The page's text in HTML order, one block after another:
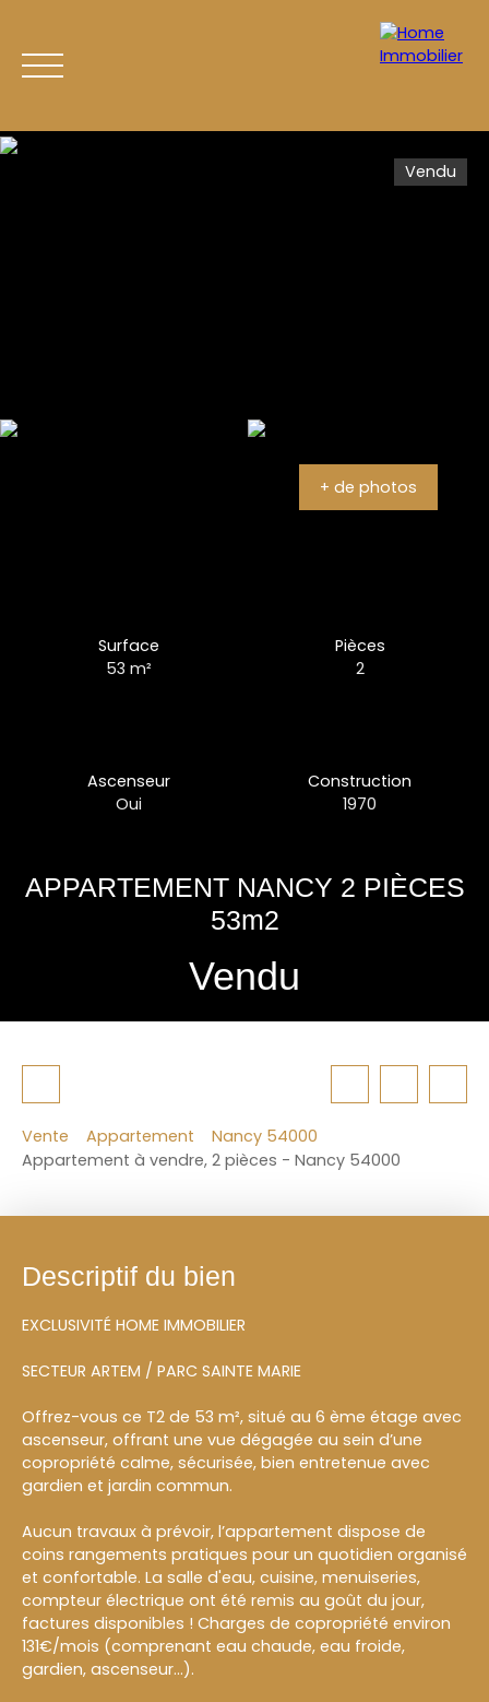
Vendu
+ de photos
Surface
53m²
Pièces
2
Ascenseur
Oui
Construction
1970
APPARTEMENT NANCY 2 PIÈCES
53m2
Vendu
Vente Appartement
Nancy 54000
Appartement à vendre, 2 pièces - Nancy 54000
Descriptif du bien
EXCLUSIVITÉ HOME IMMOBILIER
SECTEUR ARTEM / PARC SAINTE MARIE
Offrez-vous ce T2 de 53 m², situé au 6 ème étage avec
ascenseur, offrant une vue dégagée au sein d’une
copropriété calme, sécurisée, bien entretenue avec
gardien et jardin commun.
Aucun travaux à prévoir, l’appartement dispose de
coins rangements pratiques pour un quotidien organisé
et confortable. La salle d'eau, cuisine, menuiseries,
compteur électrique ont été remis au goût du jour,
factures disponibles ! Charges de copropriété environ
131€/mois (comprenant eau chaude, eau froide,
gardien, ascenseur...).